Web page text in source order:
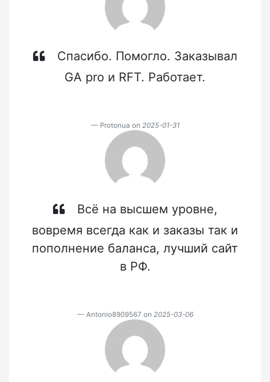
Спасибо. Помогло. Заказывал
GA pro и RFT. Работает.
Protonua on 2025-01-31
Всё на высшем уровне,
вовремя всегда как и заказы так и
пополнение баланса, лучший сайт
в РФ.
Antonio8909567 on 2025-03-06